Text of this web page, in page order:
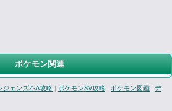
ポケモン関連
ジェンズZ-A攻略 | ポケモンSV攻略 | ポケモン図鑑 | デ